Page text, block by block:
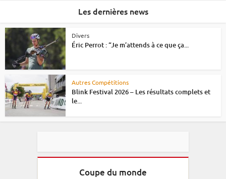
Les dernières news
Divers
Éric Perrot : “Je m’attends à ce que ça...
Autres Compétitions
Blink Festival 2026 – Les résultats complets et
le...
Coupe du monde